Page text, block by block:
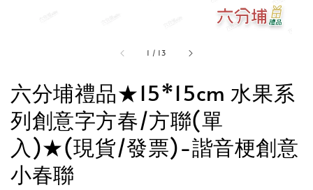
1 / 13
六分埔禮品★15*15cm 水果系
列創意字方春/方聯(單
入)★(現貨/發票)-諧音梗創意
小春聯